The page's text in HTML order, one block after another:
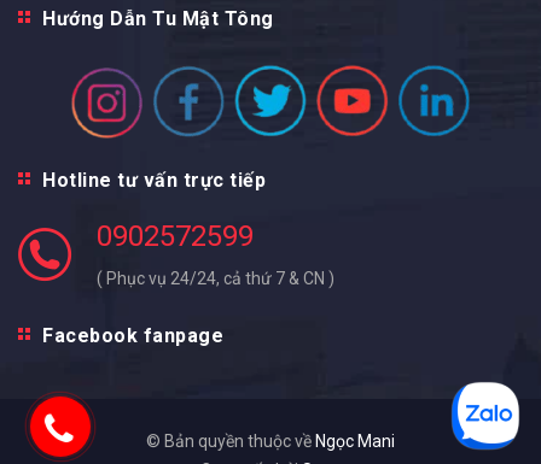
Hướng Dẫn Tu Mật Tông
Hotline tư vấn trực tiếp
0902572599
( Phục vụ 24/24, cả thứ 7 & CN )
Facebook fanpage
© Bản quyền thuộc về Ngọc Mani